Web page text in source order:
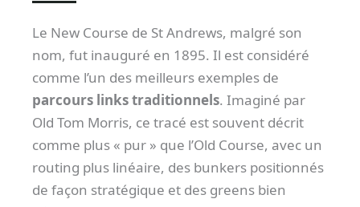
Le New Course de St Andrews, malgré son
nom, fut inauguré en 1895. Il est considéré
comme l’un des meilleurs exemples de
parcours links traditionnels. Imaginé par
Old Tom Morris, ce tracé est souvent décrit
comme plus « pur » que l’Old Course, avec un
routing plus linéaire, des bunkers positionnés
de façon stratégique et des greens bien